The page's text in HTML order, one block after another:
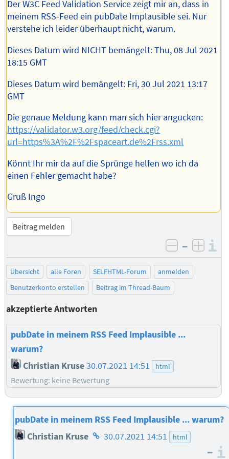
Der W3C Feed Validation Service zeigt mir an, dass in
meinem RSS-Feed ein pubDate Implausible sei. Nur
verstehe ich leider überhaupt nicht, warum.
Dieses Datum wird NICHT bemängelt: Thu, 08 Jul 2021
18:15 GMT
Dieses Datum wird bemängelt: Fri, 30 Jul 2021 13:17
GMT
Die genaue Meldung kann man sich hier angucken:
https://validator.w3.org/feed/check.cgi?
url=https%3A%2F%2Fspaceart.de%2Frss.xml
Könnt Ihr mir da auf die Sprünge helfen wo ich da
einen Fehler gemacht habe?
Gruß Ingo
Beitrag melden
negativ
–
Übersicht alle Foren SELFHTML-Forum
anmelden
Benutzerkonto erstellen
Beitrag im Thread-Baum
akzeptierte Antworten
pubDate in meinem RSS Feed Implausible ...
warum?
Christian Kruse30.07.2021 14:51 html
Bewertung: keine Bewertung
pubDate in meinem RSS Feed Implausible ... warum?
Christian Kruse Homepage
30.07.2021 14:51 html
–